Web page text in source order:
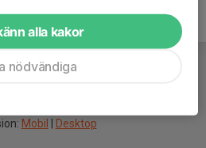
Mobil Desktop
alla kakor
nödvändiga